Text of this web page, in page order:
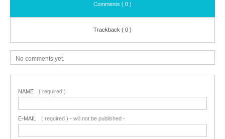
Comments ( 0 )
Trackback ( 0 )
No comments yet.
NAME ( required )
E-MAIL ( required ) - will not be published -